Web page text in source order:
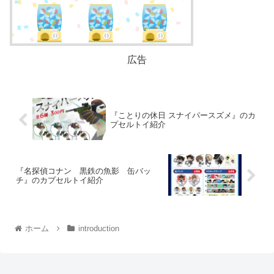
広告
『ことりの休日 スナイパースズメ』のカ
プセルトイ紹介
『名探偵コナン 黒鉄の魚影 缶バッ
チ』のカプセルトイ紹介
ホーム introduction